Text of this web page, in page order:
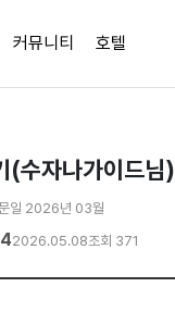
커뮤니티 호텔
(수자나가이드님)
일 2026년 03월
2026.05.08조회 371